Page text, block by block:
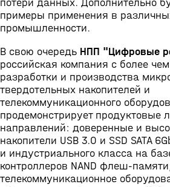
потери данных. Дополнительно
примеры применения в
промышленности.
В свою очередь НПП "Цифровые
российская компания с более
разработки и производства
твердотельных накопителей и
телекоммуникационного
продемонстрирует продуктовые
направлений: доверенные и
накопители USB 3.0 и SSD SATA
и индустриального класса на
контроллеров NAND флеш-
телекоммуникационное